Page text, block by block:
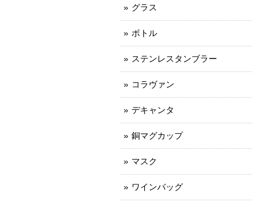
グラス
ボトル
ステンレスタンブラー
コラヴァン
デキャンタ
銅マグカップ
マスク
ワインバッグ